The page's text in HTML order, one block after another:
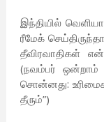
இந்தியில்
ரீமேக்
தீவிரவாதிகள்
(நவம்பர் ஒன்றாம்
சொன்னது:
தீரும்”)